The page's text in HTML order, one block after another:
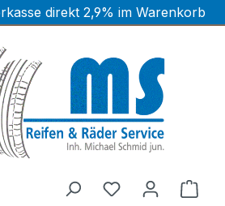
direkt 2,9% im Warenkorb